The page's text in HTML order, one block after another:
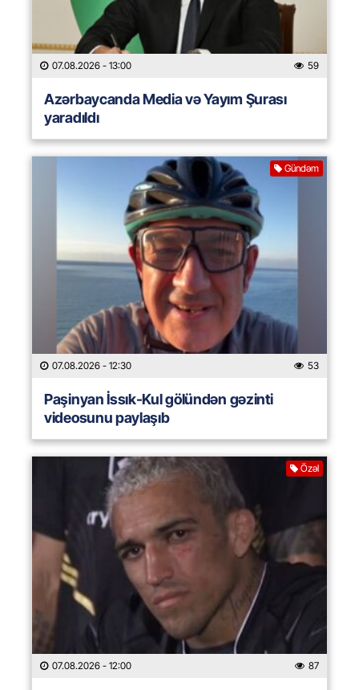
07.08.2026 - 13:00 59
Azərbaycanda Media və Yayım Şurası
yaradıldı
Gündəm
07.08.2026 - 12:30 53
Paşinyan İssık-Kul gölündən gəzinti
videosunu paylaşıb
Özəl
07.08.2026 - 12:00 87